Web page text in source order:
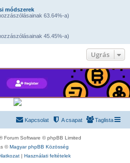
módszerek
63.64%-a)
45.45%-a)
Ugrás
Taglista
A csapat
Kapcsolat
Forum Software © phpBB Limited
©Magyar phpBB Közösség
| Használati feltételek